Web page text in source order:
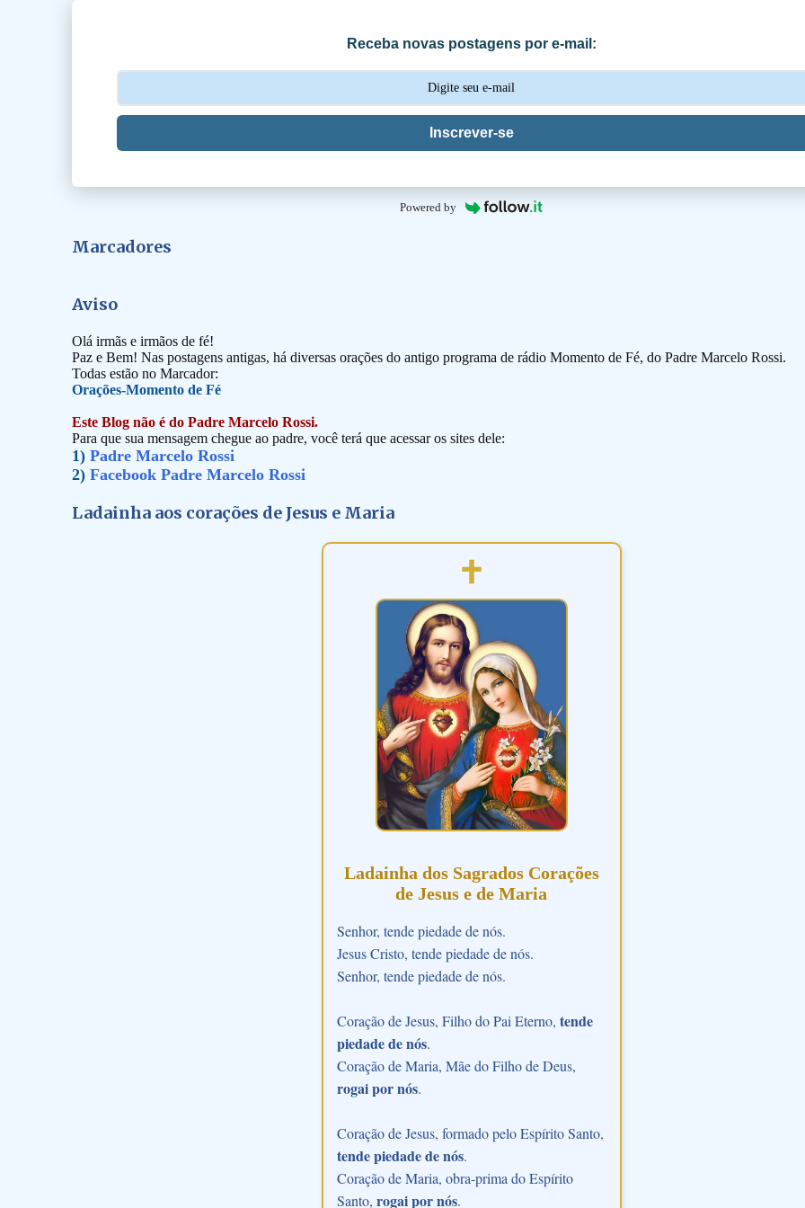
Receba novas postagens por e-mail:
Inscrever-se
Powered by
Marcadores
Aviso
Olá irmãs e irmãos de fé!
Paz e Bem! Nas postagens antigas, há diversas orações do antigo programa de rádio Momento de Fé, do Padre Marcelo Rossi.
Todas estão no Marcador:
Orações-Momento de Fé
Este Blog não é do Padre Marcelo Rossi.
Para que sua mensagem chegue ao padre, você terá que acessar os sites dele:
1) Padre Marcelo Rossi
2) Facebook Padre Marcelo Rossi
Ladainha aos corações de Jesus e Maria
Ladainha dos Sagrados Corações
de Jesus e de Maria
Senhor, tende piedade de nós.
Jesus Cristo, tende piedade de nós.
Senhor, tende piedade de nós.
Coração de Jesus, Filho do Pai Eterno, tende
piedade de nós.
Coração de Maria, Mãe do Filho de Deus,
rogai por nós.
Coração de Jesus, formado pelo Espírito Santo,
tende piedade de nós.
Coração de Maria, obra-prima do Espírito
Santo, rogai por nós.